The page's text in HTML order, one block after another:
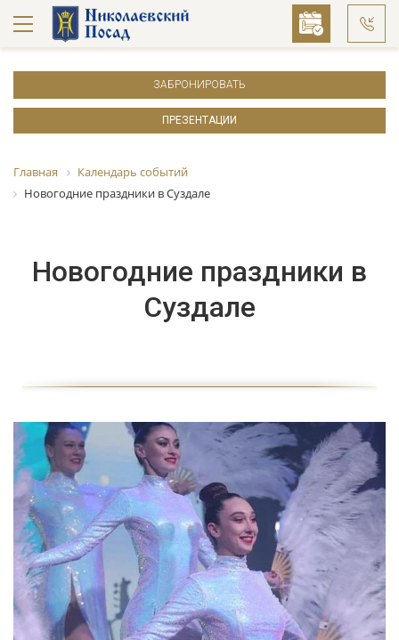
ЗАБРОНИРОВАТЬ
ПРЕЗЕНТАЦИИ
Главная
Календарь событий
Новогодние праздники в Суздале
Новогодние праздники в
Суздале